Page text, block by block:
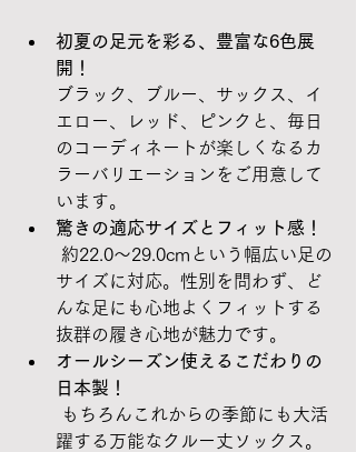
初夏の足元を彩る、豊富な6色展
開！
ブラック、ブルー、サックス、イ
エロー、レッド、ピンクと、毎日
のコーディネートが楽しくなるカ
ラーバリエーションをご用意して
います。
驚きの適応サイズとフィット感！
約22.0～29.0cmという幅広い足の
サイズに対応。性別を問わず、ど
んな足にも心地よくフィットする
抜群の履き心地が魅力です。
オールシーズン使えるこだわりの
日本製！
躍する万能なクルー丈ソックス。